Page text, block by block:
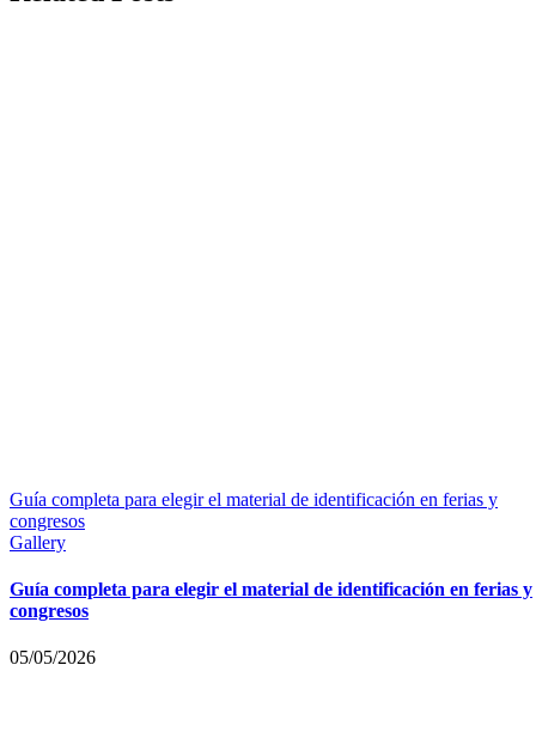
Guía completa para elegir el material de identificación en ferias y
congresos
Gallery
Guía completa para elegir el material de identificación en ferias y
congresos
05/05/2026